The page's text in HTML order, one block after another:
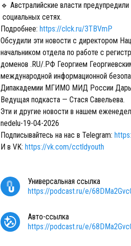
🔹 Австралийские власти
социальных сетях.
Подробнее: https://clck.ru/3TBVmP
Обсудили эти новости с директором
начальником отдела по работе с
доменов .RU/.РФ Георгием
международной информационной
Дипакадемии МГИМО МИД России
Ведущая подкаста — Стася Савельева.
Эти и другие новости в нашем
nedelu-19-04-2026
Подписывайтесь на нас в Telegram:
И в VK: https://vk.com/cctldyouth
Универсальная ссылка
https://podcast.ru/e/
Авто-ссылка
https://podcast.ru/e/